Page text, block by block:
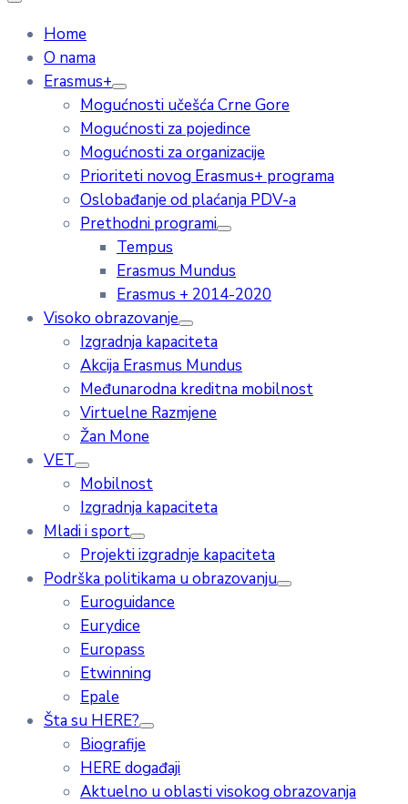
Home
O nama
Erasmus+
Mogućnosti učešća Crne Gore
Mogućnosti za pojedince
Mogućnosti za organizacije
Prioriteti novog Erasmus+ programa
Oslobađanje od plaćanja PDV-a
Prethodni programi
Tempus
Erasmus Mundus
Erasmus + 2014-2020
Visoko obrazovanje
Izgradnja kapaciteta
Akcija Erasmus Mundus
Međunarodna kreditna mobilnost
Virtuelne Razmjene
Žan Mone
VET
Mobilnost
Izgradnja kapaciteta
Mladi i sport
Projekti izgradnje kapaciteta
Podrška politikama u obrazovanju
Euroguidance
Eurydice
Europass
Etwinning
Epale
Šta su HERE?
Biografije
HERE događaji
Aktuelno u oblasti visokog obrazovanja